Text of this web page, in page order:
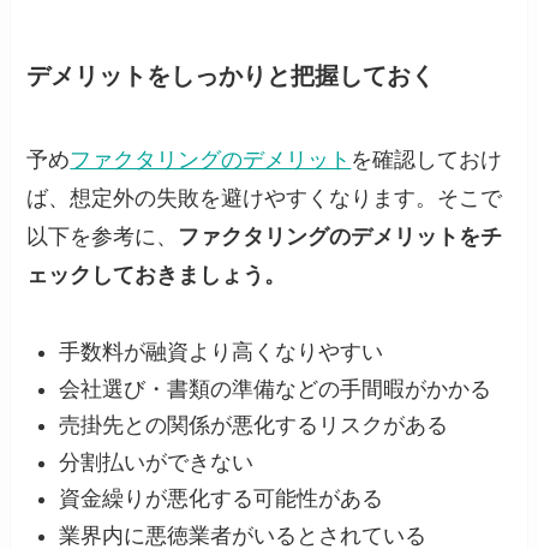
デメリットをしっかりと把握しておく
予めファクタリングのデメリット を確認しておけ
ば、想定外の失敗を避けやすくなります。そこで
以下を参考に、 ファクタリングのデメリットをチ
ェックしておきましょう。
手数料が融資より高くなりやすい
会社選び・書類の準備などの手間暇がかかる
売掛先との関係が悪化するリスクがある
分割払いができない
資金繰りが悪化する可能性がある
業界内に悪徳業者がいるとされている